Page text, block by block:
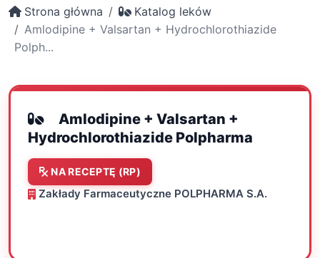
Strona główna
Katalog leków
Amlodipine + Valsartan + Hydrochlorothiazide
Polph...
Amlodipine + Valsartan +
Hydrochlorothiazide Polpharma
NA RECEPTĘ (RP)
Zakłady Farmaceutyczne POLPHARMA S.A.